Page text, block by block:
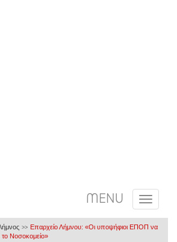
MENU
>> Επαρχείο Λήμνου: «Οι υποψήφιοι ΕΠΟΠ να
Νοσοκομείο»